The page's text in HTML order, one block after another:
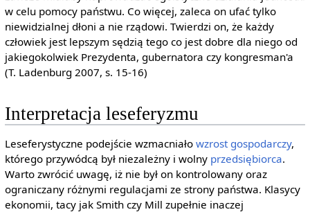
w celu pomocy państwu. Co więcej, zaleca on ufać tylko
niewidzialnej dłoni a nie rządowi. Twierdzi on, że każdy
człowiek jest lepszym sędzią tego co jest dobre dla niego od
jakiegokolwiek Prezydenta, gubernatora czy kongresman'a
(T. Ladenburg 2007, s. 15-16)
Interpretacja leseferyzmu
Leseferystyczne podejście wzmacniało wzrost gospodarczy,
którego przywódcą był niezależny i wolny przedsiębiorca.
Warto zwrócić uwagę, iż nie był on kontrolowany oraz
ograniczany różnymi regulacjami ze strony państwa. Klasycy
ekonomii, tacy jak Smith czy Mill zupełnie inaczej